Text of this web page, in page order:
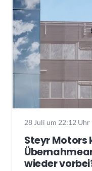
28 Juli um 22:12 Uhr
Steyr Motors
wieder